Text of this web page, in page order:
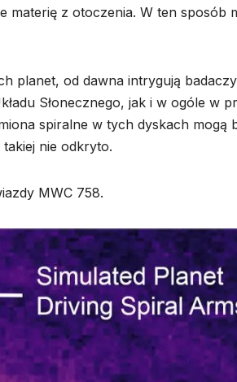
materię z otoczenia. W ten sposób
planet, od dawna intrygują
Słonecznego, jak i w ogóle w
spiralne w tych dyskach mogą
nie odkryto.
MWC 758.